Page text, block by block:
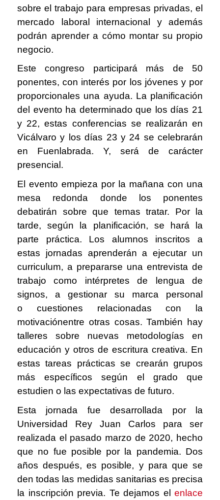
sobre el trabajo para empresas privadas, el
mercado laboral internacional y además
podrán aprender a cómo montar su propio
negocio.
Este congreso participará más de 50
ponentes, con interés por los jóvenes y por
proporcionales una ayuda. La planificación
del evento ha determinado que los días 21
y 22, estas conferencias se realizarán en
Vicálvaro y los días 23 y 24 se celebrarán
en Fuenlabrada. Y, será de carácter
presencial.
El evento empieza por la mañana con una
mesa redonda donde los ponentes
debatirán sobre que temas tratar. Por la
tarde, según la planificación, se hará la
parte práctica. Los alumnos inscritos a
estas jornadas aprenderán a ejecutar un
curriculum, a prepararse una entrevista de
trabajo como intérpretes de lengua de
signos, a gestionar su marca personal
o cuestiones relacionadas con la
motivaciónentre otras cosas. También hay
talleres sobre nuevas metodologías en
educación y otros de escritura creativa. En
estas tareas prácticas se crearán grupos
más específicos según el grado que
estudien o las expectativas de futuro.
Esta jornada fue desarrollada por la
Universidad Rey Juan Carlos para ser
realizada el pasado marzo de 2020, hecho
que no fue posible por la pandemia. Dos
años después, es posible, y para que se
den todas las medidas sanitarias es precisa
la inscripción previa. Te dejamos el enlace